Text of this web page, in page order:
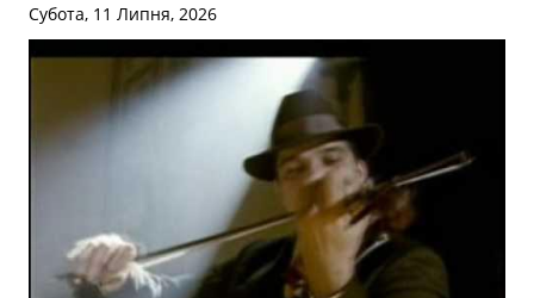
Субота, 11 Липня, 2026